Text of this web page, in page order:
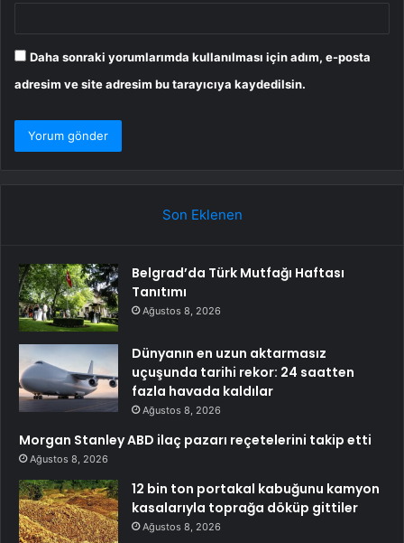
Daha sonraki yorumlarımda kullanılması için adım, e-posta
adresim ve site adresim bu tarayıcıya kaydedilsin.
Son Eklenen
Belgrad’da Türk Mutfağı Haftası
Tanıtımı
Ağustos 8, 2026
Dünyanın en uzun aktarmasız
uçuşunda tarihi rekor: 24 saatten
fazla havada kaldılar
Ağustos 8, 2026
Morgan Stanley ABD ilaç pazarı reçetelerini takip etti
Ağustos 8, 2026
12 bin ton portakal kabuğunu kamyon
kasalarıyla toprağa döküp gittiler
Ağustos 8, 2026